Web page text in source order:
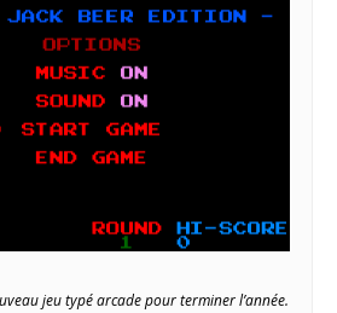
jeu typé arcade pour terminer l’année.